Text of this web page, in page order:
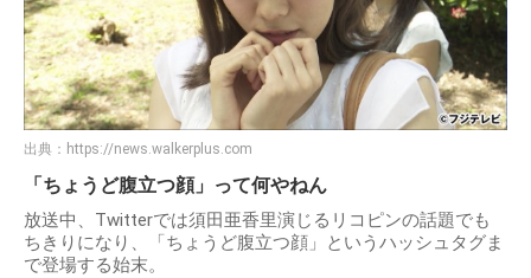
出典： https://news.walkerplus.com
「ちょうど腹立つ顔」って何やねん
放送中、Twitterでは須田亜香里演じるリコピンの話題でも
ちきりになり、「ちょうど腹立つ顔」というハッシュタグま
で登場する始末。